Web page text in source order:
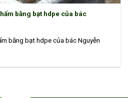
bằng bạt hdpe của bác
bằng bạt hdpe của bác Nguyễn